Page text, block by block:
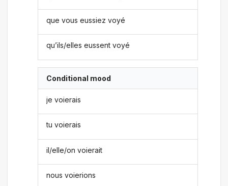
que vous eussiez voyé
qu’ils/elles eussent voyé
Conditional mood
je voierais
tu voierais
il/elle/on voierait
nous voierions